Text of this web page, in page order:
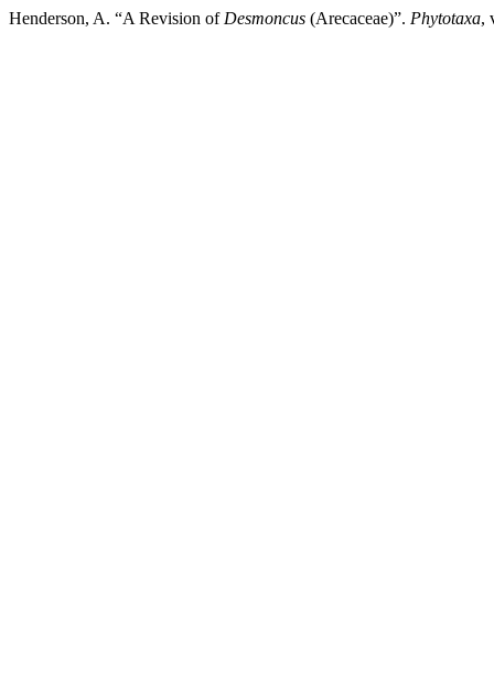
Henderson, A. “A Revision of Desmoncus (Arecaceae)”. Phytotaxa,